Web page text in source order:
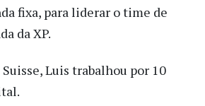
fixa, para liderar o time de
da XP.
Luis trabalhou por 10